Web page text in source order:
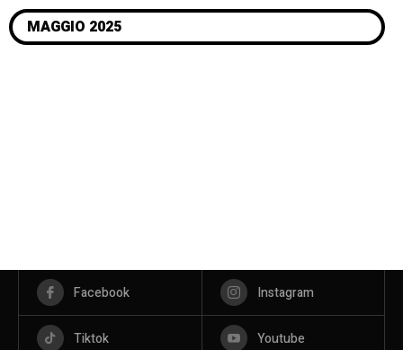
MAGGIO 2025
Facebook Instagram
Tiktok Youtube